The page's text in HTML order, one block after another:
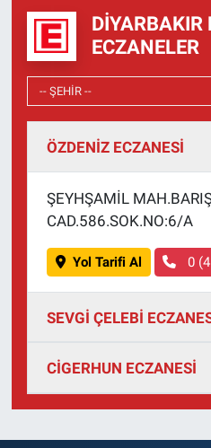
DIYARBAKIR
ECZANELER
ÖZDENİZ ECZANESİ
ŞEYHŞAMİL
CAD.586.SOK.NO:6/A
Yol Tarifi Al 0
SEVGİ ÇELEBİ
CİGERHUN ECZANESİ